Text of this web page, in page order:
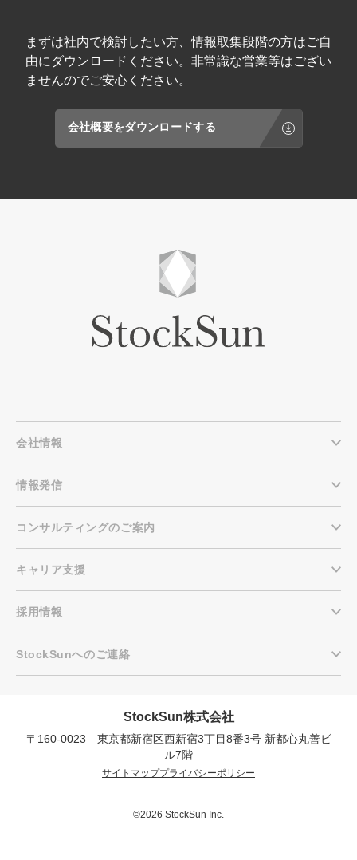
プロに無料相談をする
会社概要資料をダウンロー
ドする
まずは社内で検討したい方、情報取集段階の方はご自
由にダウンロードください。非常識な営業等はござい
ませんのでご安心ください。
会社概要をダウンロードする
会社情報
情報発信
コンサルティングのご案内
キャリア支援
採用情報
StockSunへのご連絡
StockSun株式会社
〒160-0023 東京都新宿区西新宿3丁目8番3号 新都心丸善ビ
ル7階
サイトマッププライバシーポリシー
©2026 StockSun Inc.